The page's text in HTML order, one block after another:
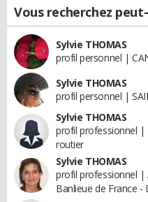
Vous recherchez
Sylvie THOMAS
profil personnel |
Sylvie THOMAS
profil personnel |
Sylvie THOMAS
profil professionnel |
routier
Sylvie THOMAS
profil professionnel |
Banlieue de France -